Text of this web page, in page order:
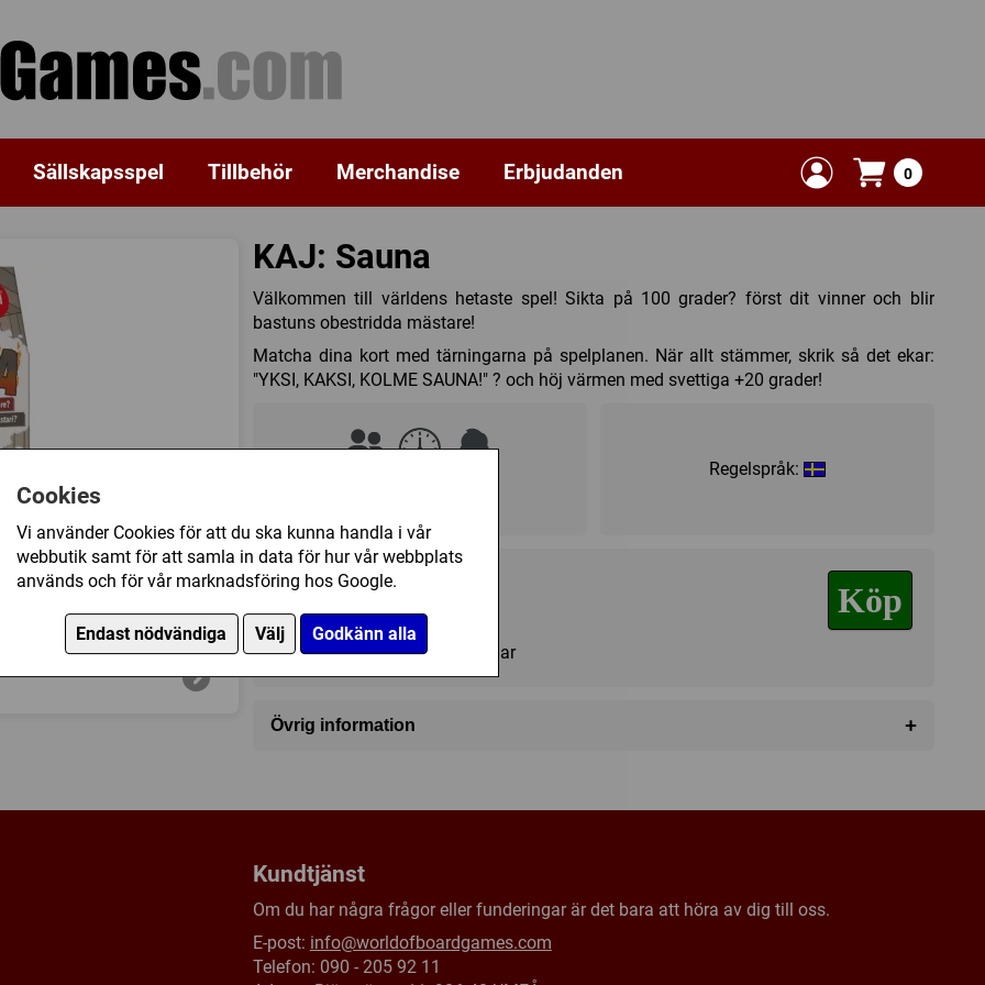
Cookies
Vi använder Cookies för att du ska kunna handla i vår
webbutik samt för att samla in data för hur vår webbplats
används och för vår marknadsföring hos Google.
Endast nödvändiga Välj Godkänn alla
Sällskapsspel Tillbehör Merchandise Erbjudanden 0
KAJ: Sauna
Välkommen till världens hetaste spel! Sikta på 100 grader? först dit vinner och blir
bastuns obestridda mästare!
Matcha dina kort med tärningarna på spelplanen. När allt stämmer, skrik så det ekar:
"YKSI, KAKSI, KOLME SAUNA!" ? och höj värmen med svettiga +20 grader!
Regelspråk:
215 kr Köp
I lager, leveranstid 1-3 vardagar
Övrig information +
Kundtjänst
Om du har några frågor eller funderingar är det bara att höra av dig till oss.
E-post: info@worldofboardgames.com
Telefon: 090 - 205 92 11